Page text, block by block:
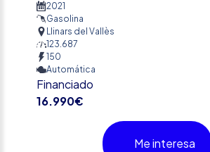
2021
Gasolina
Llinars del Vallès
123.687
150
Automática
Financiado
16.990€
Me interesa